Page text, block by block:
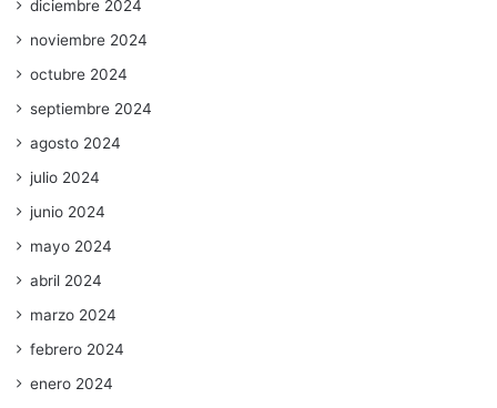
diciembre 2024
noviembre 2024
octubre 2024
septiembre 2024
agosto 2024
julio 2024
junio 2024
mayo 2024
abril 2024
marzo 2024
febrero 2024
enero 2024